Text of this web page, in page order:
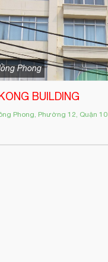
Phong
BUILDING
Phong, Phường 12, Quận 10